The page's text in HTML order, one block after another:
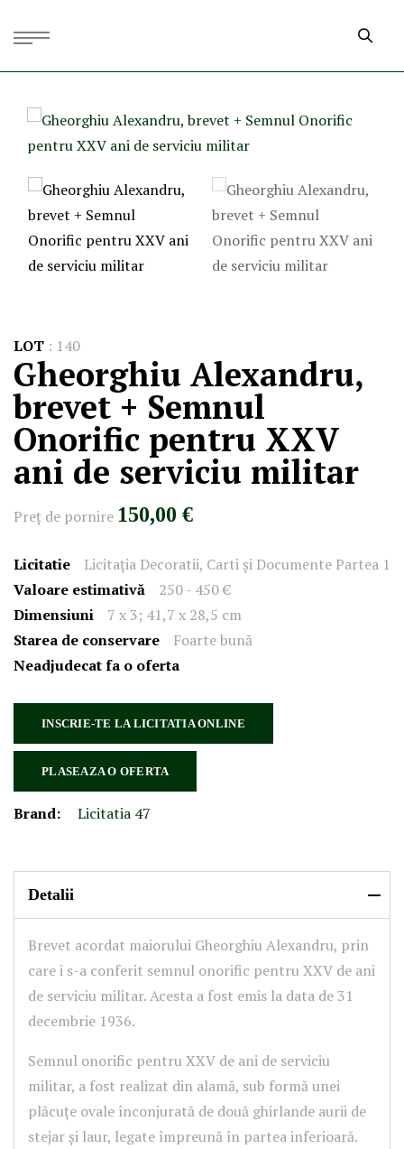
LOT : 140
Gheorghiu Alexandru,
brevet + Semnul
Onorific pentru XXV
ani de serviciu militar
Preţ de pornire 150,00 €
Licitatie
Licitația Decoratii, Carti și Documente Partea 1
Valoare estimativă
250 - 450 €
Dimensiuni
7 x 3; 41,7 x 28,5 cm
Starea de conservare
Foarte bună
Neadjudecat fa o oferta
INSCRIE-TE LA LICITATIA ONLINE
PLASEAZA O OFERTA
Brand: Licitatia 47
Detalii
Brevet acordat maiorului Gheorghiu Alexandru, prin
care i s-a conferit semnul onorific pentru XXV de ani
de serviciu militar. Acesta a fost emis la data de 31
decembrie 1936.
Semnul onorific pentru XXV de ani de serviciu
militar, a fost realizat din alamă, sub formă unei
plăcuțe ovale înconjurată de două ghirlande aurii de
stejar și laur, legate împreună în partea inferioară.